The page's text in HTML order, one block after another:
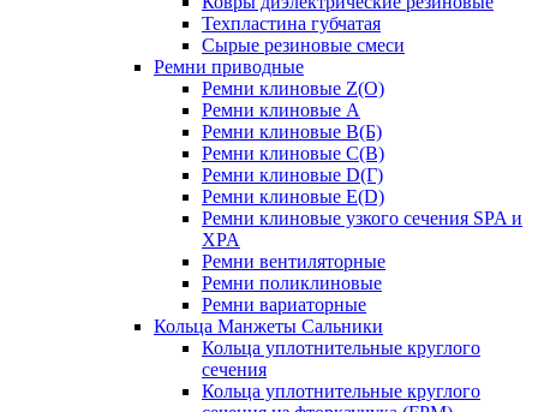
Техпластина губчатая
Сырые резиновые смеси
Ремни приводные
Ремни клиновые Z(О)
Ремни клиновые A
Ремни клиновые B(Б)
Ремни клиновые C(В)
Ремни клиновые D(Г)
Ремни клиновые Е(D)
Ремни клиновые узкого сечения SPA и
XPA
Ремни вентиляторные
Ремни поликлиновые
Ремни вариаторные
Кольца Манжеты Сальники
Кольца уплотнительные круглого
сечения
Кольца уплотнительные круглого